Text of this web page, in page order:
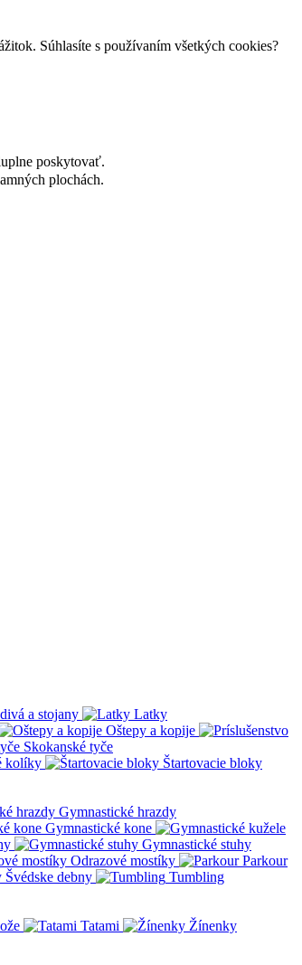
Súhlasíte s používaním všetkých cookies?
poskytovať.
plochách.
a stojany
Latky
Oštepy a kopije
Skokanské tyče
kolíky
Štartovacie bloky
Gymnastické hrazdy
Gymnastické kone
Gymnastické stuhy
Odrazové mostíky
Parkour
Švédske debny
Tumbling
Tatami
Žínenky